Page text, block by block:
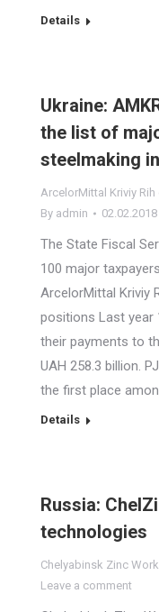
Details
Ukraine:
the list of
steelmaking
ArcelorMittal Kriviy
By admin 02.02.2018
The State Fiscal
100 major
ArcelorMittal Kriviy
positions Last year
their payments to
UAH 258.3 billion.
the first place
Details
Russia:
technologies
Chelyabinsk Zinc
Leave a comment